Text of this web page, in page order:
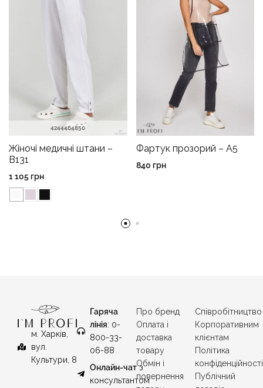
4244464850
Жіночі медичні штани –
B131
1 105 грн
Фартук прозорий – A5
840 грн
м. Харків,
вул.
Культури, 8
Гаряча
лінія: 0-
800-33-
06-88
Онлайн-чатз
консультантом
Про бренд
Оплата і
доставка
товару
Обмін і
повернення
Співробітництво
Корпоративним
клієнтам
Політика
конфіденційності
Публічний